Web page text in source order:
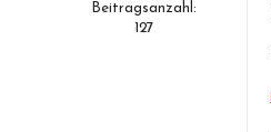
Beitragsanzahl:
127